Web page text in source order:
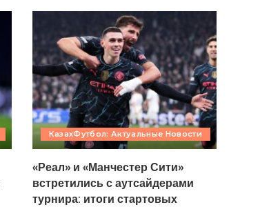
КазахФутбол: Актуальные Новости
«Реал» и «Манчестер Сити»
встретились с аутсайдерами
турнира: итоги стартовых